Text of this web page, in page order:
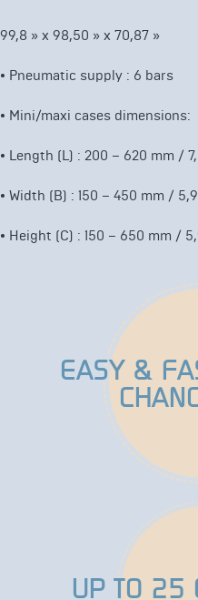
99,8 » x 98,50 » x 70,87 »
• Pneumatic supply : 6 bars
• Mini/maxi cases dimensions:
• Length (L) : 200 – 620 mm /
• Width (B) : 150 – 450 mm /
• Height (C) : 150 – 650 mm /
EASY &
UP TO 25